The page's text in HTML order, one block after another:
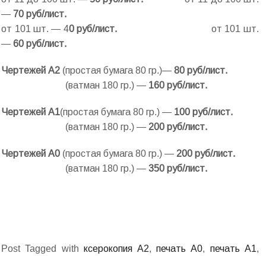
— 70 руб/лист.
от 101 шт. — 40 руб/лист.
от 101 шт.
— 60 руб/лист.
Чертежей А2 (простая бумага 80 гр.)— 80 руб/лист.
(ватман 180 гр.) — 160 руб/лист.
Чертежей А1(простая бумага 80 гр.) — 100 руб/лист.
(ватман 180 гр.) — 200 руб/лист.
Чертежей А0 (простая бумага 80 гр.) — 200 руб/лист.
(ватман 180 гр.) — 350 руб/лист.
Post Tagged with ксерокопия А2,печать А0, печать А1,